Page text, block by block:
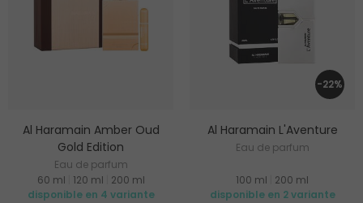
Al Haramain Amber Oud
Gold Edition
Eau de parfum
60 ml
120 ml
200 ml
disponible en 4 variante
-22%
Al Haramain L'Aventure
Eau de parfum
100 ml
200 ml
disponible en 2 variante